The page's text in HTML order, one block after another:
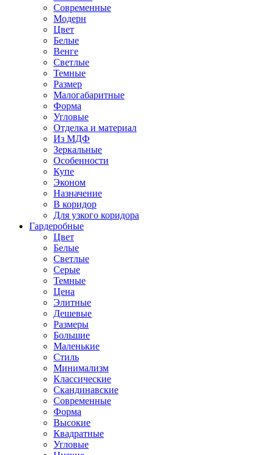
Современные
Модерн
Цвет
Белые
Венге
Светлые
Темные
Размер
Малогабаритные
Форма
Угловые
Отделка и материал
Из МДФ
Зеркальные
Особенности
Купе
Эконом
Назначение
В коридор
Для узкого коридора
Гардеробные
Цвет
Белые
Светлые
Серые
Темные
Цена
Элитные
Дешевые
Размеры
Большие
Маленькие
Стиль
Минимализм
Классические
Скандинавские
Современные
Форма
Высокие
Квадратные
Угловые